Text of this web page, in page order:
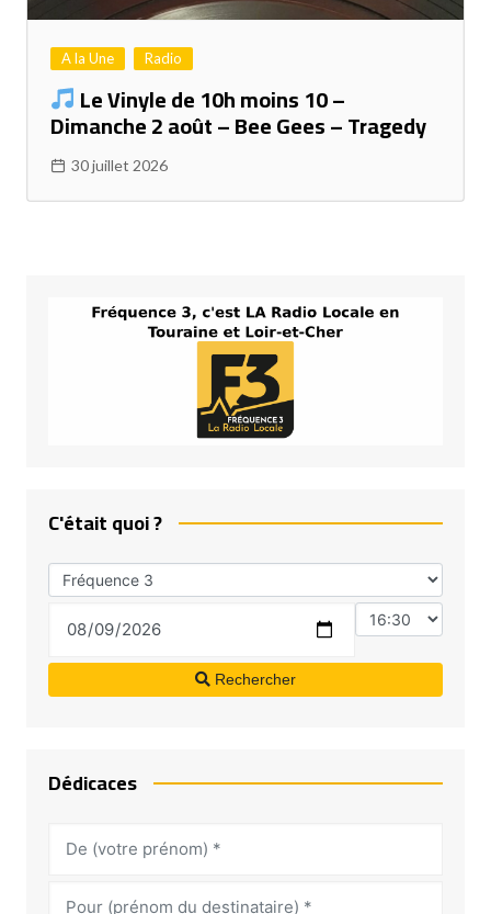
A la Une Radio
Le Vinyle de 10h moins 10 –
Dimanche 2 août – Bee Gees – Tragedy
30 juillet 2026
C'était quoi ?
Rechercher
Dédicaces